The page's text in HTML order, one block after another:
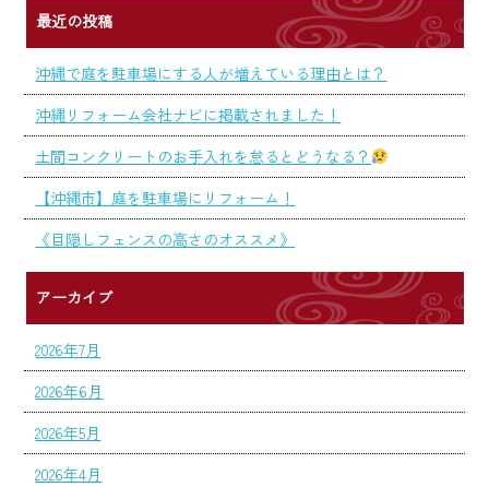
最近の投稿
沖縄で庭を駐車場にする人が増えている理由とは？
沖縄リフォーム会社ナビに掲載されました！
土間コンクリートのお手入れを怠るとどうなる？
【沖縄市】庭を駐車場にリフォーム！
《目隠しフェンスの高さのオススメ》
アーカイブ
2026年7月
2026年6月
2026年5月
2026年4月